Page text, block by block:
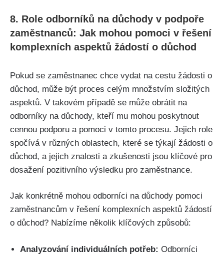
8. Role odborníků na důchody v podpoře
zaměstnanců: Jak mohou pomoci v řešení
komplexních aspektů žádostí o důchod
Pokud se zaměstnanec chce vydat na cestu žádosti o
důchod, může být proces celým množstvím složitých
aspektů. V takovém případě se může obrátit na
odborníky na důchody, kteří mu mohou poskytnout
cennou podporu a pomoci v tomto procesu. Jejich role
spočívá v různých oblastech, které se týkají žádosti o
důchod, a jejich znalosti a zkušenosti jsou klíčové pro
dosažení pozitivního výsledku pro zaměstnance.
Jak konkrétně mohou odborníci na důchody pomoci
zaměstnancům v řešení komplexních aspektů žádostí
o důchod? Nabízíme několik klíčových způsobů:
Analyzování individuálních potřeb: Odborníci